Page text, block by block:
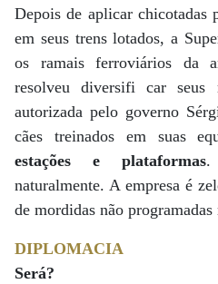
Depois de aplicar chicotadas
em seus trens lotados, a
os ramais ferroviários da
resolveu diversifi car seus
autorizada pelo governo
cães treinados em suas
estações e plataformas.
naturalmente. A empresa é
de mordidas não programadas
DIPLOMACIA
Será?